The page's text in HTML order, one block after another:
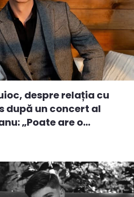
despre relația cu
după un concert al
„Poate are o